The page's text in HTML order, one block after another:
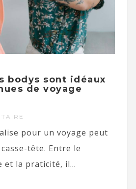
bodys sont idéaux
de voyage
pour un voyage peut
tête. Entre le
et la praticité, il...